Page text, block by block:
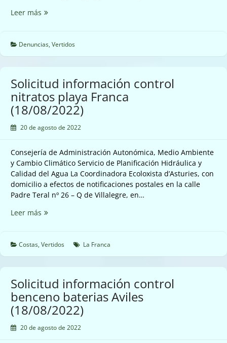
Leer más Denuncia
residuales
playas
(18/08/2022)
Denuncias, Vertidos
Solicitud información control
nitratos playa Franca
(18/08/2022)
20 de agosto de 2022
Consejería de Administración Autonómica, Medio Ambiente
y Cambio Climático Servicio de Planificación Hidráulica y
Calidad del Agua La Coordinadora Ecoloxista d’Asturies, con
domicilio a efectos de notificaciones postales en la calle
Padre Teral nº 26 – Q de Villalegre, en…
Leer más Solicitud
nitratos
playa
Costas, Vertidos La Franca
Solicitud información control
benceno baterias Aviles
(18/08/2022)
20 de agosto de 2022